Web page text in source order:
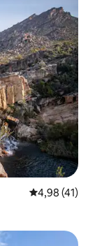
Průměrné
4,98 (41)